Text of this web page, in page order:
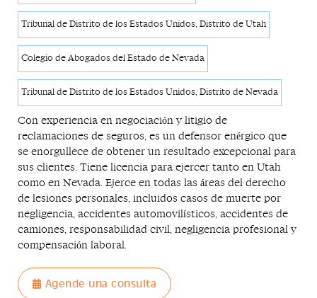
Tribunal de Distrito de los Estados Unidos, Distrito de Utah
Colegio de Abogados del Estado de Nevada
Tribunal de Distrito de los Estados Unidos, Distrito de Nevada
Con experiencia en negociación y litigio de
reclamaciones de seguros, es un defensor enérgico que
se enorgullece de obtener un resultado excepcional para
sus clientes. Tiene licencia para ejercer tanto en Utah
como en Nevada. Ejerce en todas las áreas del derecho
de lesiones personales, incluidos casos de muerte por
negligencia, accidentes automovilísticos, accidentes de
camiones, responsabilidad civil, negligencia profesional y
compensación laboral.
Agende una consulta